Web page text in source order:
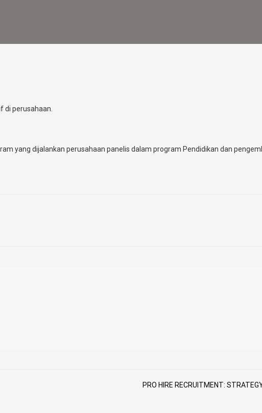
di perusahaan.
yang dijalankan perusahaan panelis dalam program Pendidikan dan
PRO HIRE RECRUITMENT: